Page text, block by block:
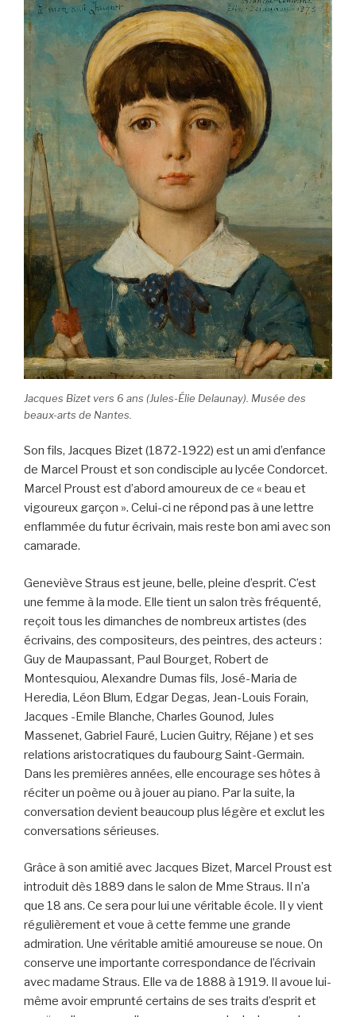
Jacques Bizet vers 6 ans (Jules-Élie Delaunay). Musée des
beaux-arts de Nantes.
Son fils, Jacques Bizet (1872-1922) est un ami d’enfance
de Marcel Proust et son condisciple au lycée Condorcet.
Marcel Proust est d’abord amoureux de ce « beau et
vigoureux garçon ». Celui-ci ne répond pas à une lettre
enflammée du futur écrivain, mais reste bon ami avec son
camarade.
Geneviève Straus est jeune, belle, pleine d’esprit. C’est
une femme à la mode. Elle tient un salon très fréquenté,
reçoit tous les dimanches de nombreux artistes (des
écrivains, des compositeurs, des peintres, des acteurs :
Guy de Maupassant, Paul Bourget, Robert de
Montesquiou, Alexandre Dumas fils, José-Maria de
Heredia, Léon Blum, Edgar Degas, Jean-Louis Forain,
Jacques -Emile Blanche, Charles Gounod, Jules
Massenet, Gabriel Fauré, Lucien Guitry, Réjane ) et ses
relations aristocratiques du faubourg Saint-Germain.
Dans les premières années, elle encourage ses hôtes à
réciter un poème ou à jouer au piano. Par la suite, la
conversation devient beaucoup plus légère et exclut les
conversations sérieuses.
Grâce à son amitié avec Jacques Bizet, Marcel Proust est
introduit dès 1889 dans le salon de Mme Straus. Il n’a
que 18 ans. Ce sera pour lui une véritable école. Il y vient
régulièrement et voue à cette femme une grande
admiration. Une véritable amitié amoureuse se noue. On
conserve une importante correspondance de l’écrivain
avec madame Straus. Elle va de 1888 à 1919. Il avoue lui-
même avoir emprunté certains de ses traits d’esprit et